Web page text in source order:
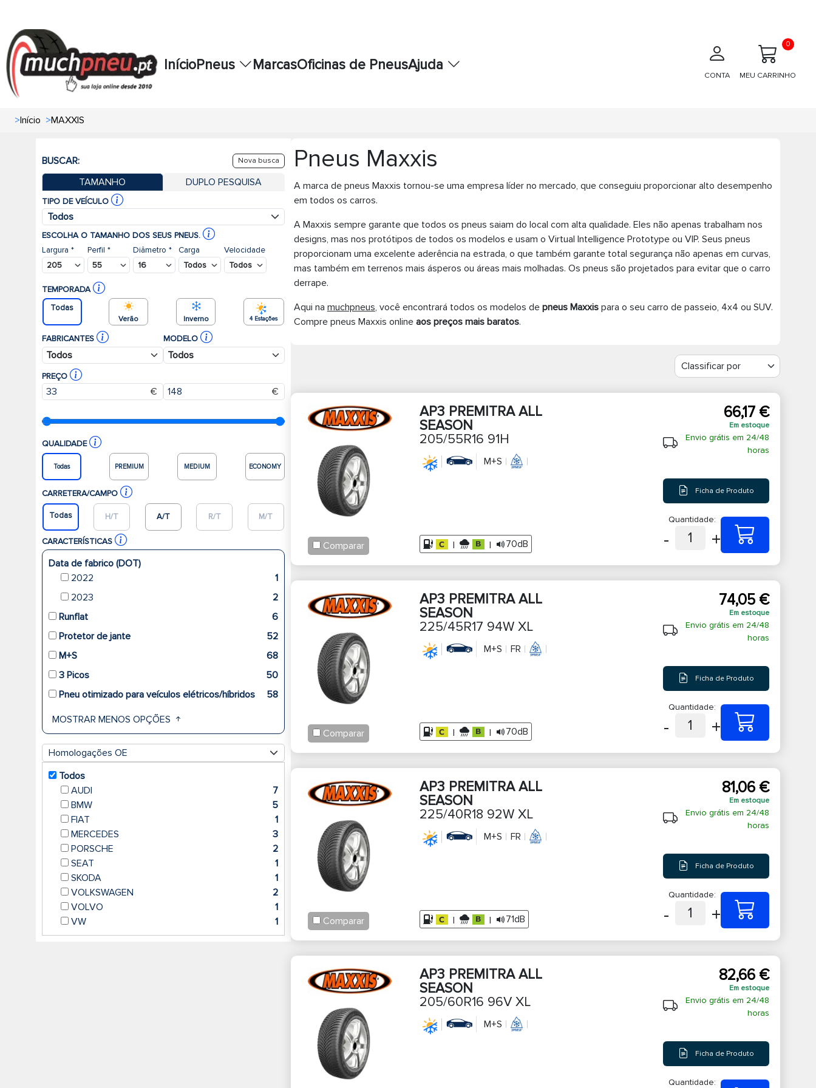
InícioPneus MarcasOficinas de PneusAjuda
CONTA MEU CARRINHO
0
>Início >MAXXIS
BUSCAR: Nova busca
TAMANHO DUPLO PESQUISA
TIPO DE VEÍCULO
Todos
ESCOLHA O TAMANHO DOS SEUS PNEUS.
Largura *
Perfil * Diâmetro * Carga Velocidade
TEMPORADA
Todas
Verão Inverno 4 Estações
FABRICANTES MODELO
PREÇO
€ €
QUALIDADE
Todas PREMIUM MEDIUM ECONOMY
CARRETERA/CAMPO
Todas H/T A/T R/T M/T
CARACTERÍSTICAS
Data de fabrico (DOT)
2022
1
2023
2
Runflat
6
Protetor de jante
52
M+S
68
3 Picos
50
Pneu otimizado para veículos elétricos/híbridos
58
MOSTRAR MENOS OPÇÕES
Homologações OE
Todos
AUDI
7
BMW
5
FIAT
1
MERCEDES
3
PORSCHE
2
SEAT
1
SKODA
1
VOLKSWAGEN
2
VOLVO
1
VW
1
Pneus Maxxis
A marca de pneus Maxxis tornou-se uma empresa líder no mercado, que conseguiu proporcionar alto desempenho
em todos os carros.
A Maxxis sempre garante que todos os pneus saiam do local com alta qualidade. Eles não apenas trabalham nos
designs, mas nos protótipos de todos os modelos e usam o Virtual Intelligence Prototype ou VIP. Seus pneus
proporcionam uma excelente aderência na estrada, o que também garante total segurança não apenas em curvas,
mas também em terrenos mais ásperos ou áreas mais molhadas. Os pneus são projetados para evitar que o carro
derrape.
Aqui na muchpneus, você encontrará todos os modelos de pneus Maxxispara o seu carro de passeio, 4x4 ou SUV.
Compre pneus Maxxis online aos preços mais baratos.
Comparar
AP3 PREMITRA ALL
SEASON
205/55R16 91H
M+S
| | 70dB
66,17 €
Em estoque
Envio grátis em 24/48
horas
Ficha de Produto
Quantidade:
- 1 +
Comparar
AP3 PREMITRA ALL
SEASON
225/45R17 94W XL
M+S FR
| | 70dB
74,05 €
Em estoque
Envio grátis em 24/48
horas
Ficha de Produto
Quantidade:
- 1 +
Comparar
AP3 PREMITRA ALL
SEASON
225/40R18 92W XL
M+S FR
| | 71dB
81,06 €
Em estoque
Envio grátis em 24/48
horas
Ficha de Produto
Quantidade:
- 1 +
AP3 PREMITRA ALL
SEASON
205/60R16 96V XL
M+S
82,66 €
Em estoque
Envio grátis em 24/48
horas
Ficha de Produto
Quantidade: